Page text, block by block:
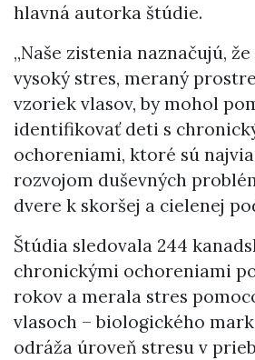
hlavná autorka štúdie.
„Naše zistenia naznačujú,
vysoký stres, meraný
vzoriek vlasov, by mohol
identifikovať deti s
ochoreniami, ktoré sú
rozvojom duševných
dvere k skoršej a cielenej
Štúdia sledovala 244
chronickými ochoreniami
rokov a merala stres
vlasoch – biologického
odráža úroveň stresu v